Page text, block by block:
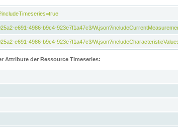
e691-4986-b9c4-923e7f1a47c3/
e691-4986-b9c4-923e7f1a47c3/
Attribute der Ressource Timeseries: